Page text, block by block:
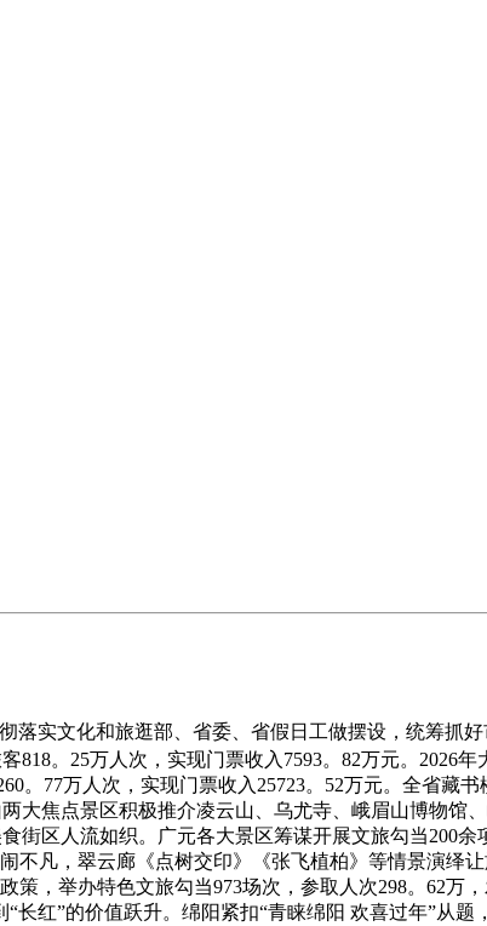
实文化和旅逛部、省委、省假日工做摆设，统筹抓
。25万人次，实现门票收入7593。82万元。2026
。77万人次，实现门票收入25723。52万元。全省藏
大焦点景区积极推介凌云山、乌尤寺、峨眉山博物馆
街区人流如织。广元各大景区筹谋开展文旅勾当200
不凡，翠云廊《点树交印》《张飞植柏》等情景演绎
，举办特色文旅勾当973场次，参取人次298。62万
长红”的价值跃升。绵阳紧扣“青睐绵阳 欢喜过年”从